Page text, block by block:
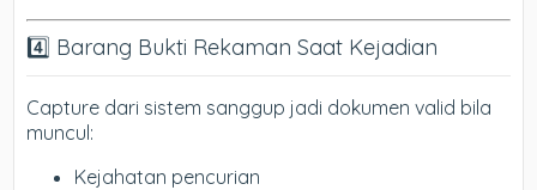
4️⃣ Barang Bukti Rekaman Saat Kejadian
Capture dari sistem sanggup jadi dokumen valid bila
muncul:
Kejahatan pencurian